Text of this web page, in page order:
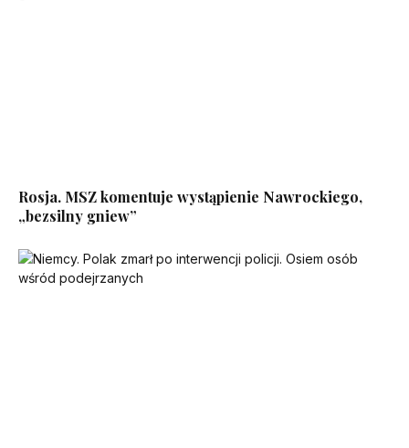
Rosja. MSZ komentuje wystąpienie Nawrockiego,
„bezsilny gniew”